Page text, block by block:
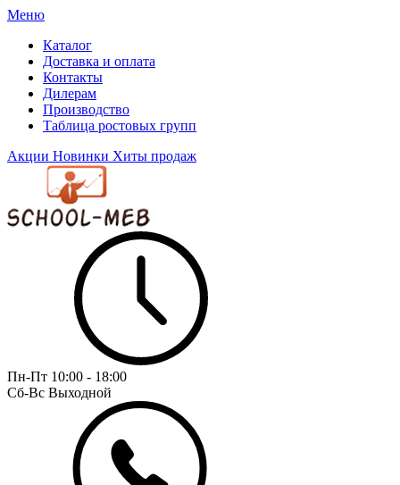
Меню
Каталог
Доставка и оплата
Контакты
Дилерам
Производство
Таблица ростовых групп
Акции Новинки Хиты продаж
Пн-Пт 10:00 - 18:00
Сб-Вс Выходной